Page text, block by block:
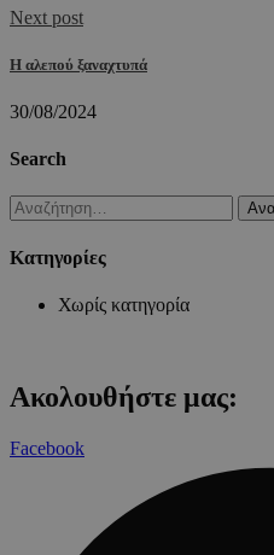
Next post
Η αλεπού ξαναχτυπά
30/08/2024
Search
Αναζήτηση
για:
Kατηγορίες
Χωρίς κατηγορία
Ακολουθήστε μας:
Facebook